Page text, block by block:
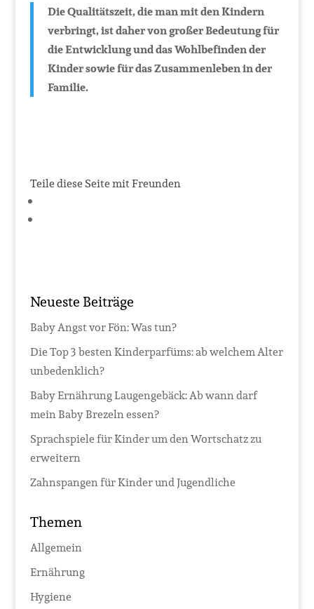
Die Qualitätszeit, die man mit den Kindern
verbringt, ist daher von großer Bedeutung für
die Entwicklung und das Wohlbefinden der
Kinder sowie für das Zusammenleben in der
Familie.
Neueste Beiträge
Baby Angst vor Fön: Was tun?
Die Top 3 besten Kinderparfüms: ab welchem Alter
unbedenklich?
Baby Ernährung Laugengebäck: Ab wann darf
mein Baby Brezeln essen?
Sprachspiele für Kinder um den Wortschatz zu
erweitern
Zahnspangen für Kinder und Jugendliche
Themen
Allgemein
Ernährung
Hygiene